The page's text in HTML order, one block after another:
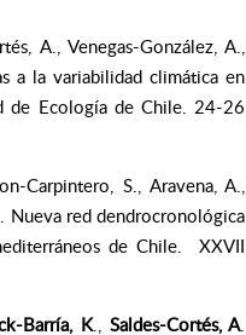
A., Venegas-González, A.,
a la variabilidad climática en
de Ecología de Chile. 24-26
Carpintero, S., Aravena, A.,
Nueva red dendrocronológica
de Chile. XXVII
Barría, K., Saldes-Cortés, A.